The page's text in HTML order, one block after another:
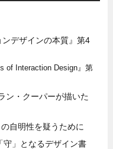
ンデザインの本質』第4
of Interaction Design』第
ン・クーパーが描いた
自明性を疑うために
」となるデザイン書